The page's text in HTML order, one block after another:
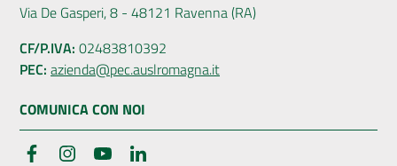
Via De Gasperi, 8 - 48121 Ravenna (RA)
CF/P.IVA: 02483810392
PEC: azienda@pec.auslromagna.it
COMUNICA CON NOI
FacebookInstagramYouTube